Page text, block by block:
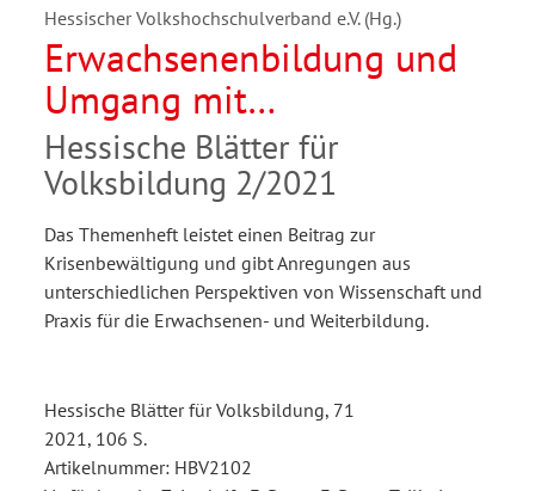
Hessischer Volkshochschulverband e.V. (Hg.)
Erwachsenenbildung und
Umgang mit
(Corona-)Krisen
Hessische Blätter für
Volksbildung 2/2021
Das Themenheft leistet einen Beitrag zur
Krisenbewältigung und gibt Anregungen aus
unterschiedlichen Perspektiven von Wissenschaft und
Praxis für die Erwachsenen- und Weiterbildung.
Hessische Blätter für Volksbildung, 71
2021, 106 S.
Artikelnummer: HBV2102